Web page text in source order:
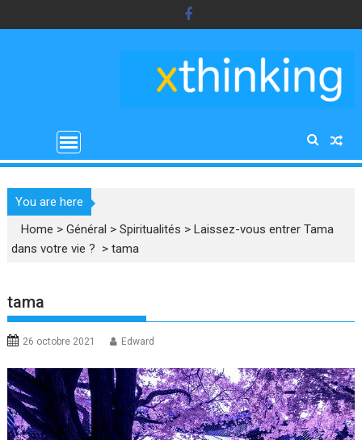
to
You are here
Home >Général >Spiritualités >Laissez-vous entrer Tama
dans votre vie ? >tama
tama
26 octobre 2021 Edward